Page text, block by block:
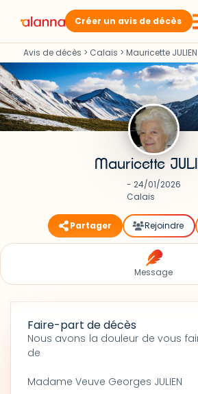
Créer un avis de décès
Avis de décès > Calais > Mauricette JULIEN
Mauricette
- 24/01/2026
Calais
Partager Rejoindre
Message
Faire-part de décès
Nous avons la douleur de vous
de
Madame Veuve Georges JULIEN